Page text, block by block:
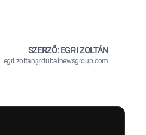
SZERZŐ: EGRI ZOLTÁN
egri.zoltan@dubainewsgroup.com